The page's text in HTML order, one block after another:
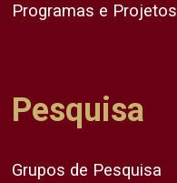
Programas e Projetos
Pesquisa
Grupos de Pesquisa